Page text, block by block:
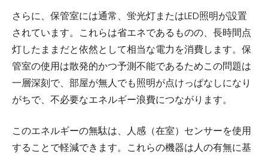
さらに、保管室には通常、蛍光灯またはLED照明が設置
されています。これらは省エネであるものの、長時間点
灯したままだと依然として相当な電力を消費します。保
管室の使用は散発的かつ予測不能であるためこの問題は
一層深刻で、部屋が無人でも照明が点けっぱなしになり
がちで、不必要なエネルギー浪費につながります。
このエネルギーの無駄は、人感（在室）センサーを使用
することで軽減できます。これらの機器は人の有無に基